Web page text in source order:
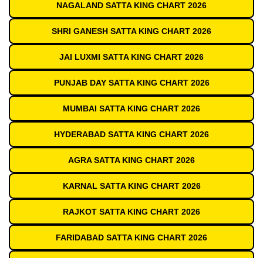
NAGALAND SATTA KING CHART 2026
SHRI GANESH SATTA KING CHART 2026
JAI LUXMI SATTA KING CHART 2026
PUNJAB DAY SATTA KING CHART 2026
MUMBAI SATTA KING CHART 2026
HYDERABAD SATTA KING CHART 2026
AGRA SATTA KING CHART 2026
KARNAL SATTA KING CHART 2026
RAJKOT SATTA KING CHART 2026
FARIDABAD SATTA KING CHART 2026